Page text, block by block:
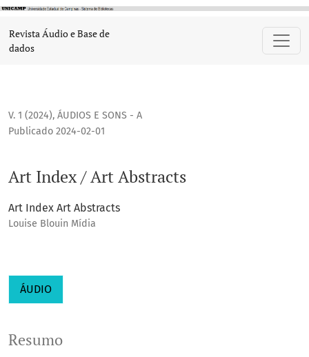
Revista Áudio e Base de
dados
V. 1 (2024), ÁUDIOS E SONS - A
Art Index / Art Abstracts
Publicado 2024-02-01
Art Index Art Abstracts
Louise Blouin Mídia
ÁUDIO
Resumo